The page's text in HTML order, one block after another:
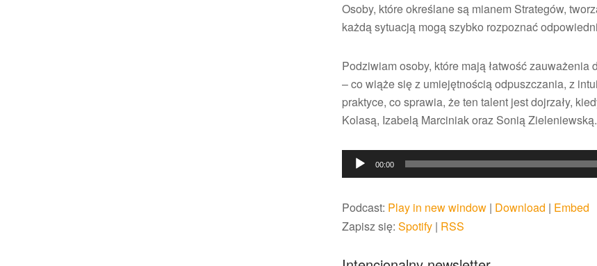
Osoby, które określane są mianem Strategów,
każdą sytuacją mogą szybko rozpoznać
Podziwiam osoby, które mają łatwość
– co wiąże się z umiejętnością odpuszczania, z
praktyce, co sprawia, że ten talent jest dojrzały,
Kolasą, Izabelą Marciniak oraz Sonią
Odtwarzacz
plików
00:00
Podcast: Play in new window | Download | Embed
Zapisz się: Spotify | RSS